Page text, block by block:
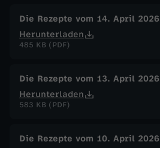
Die Rezepte vom 14. April 2026
Herunterladen
485 KB (PDF)
Die Rezepte vom 13. April 2026
Herunterladen
583 KB (PDF)
Die Rezepte vom 10. April 2026